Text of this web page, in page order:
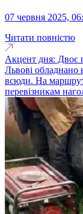
07 червня 2025,
Читати повністю
Акцент дня: Двоє
Львові
всюди. На
перевізникам